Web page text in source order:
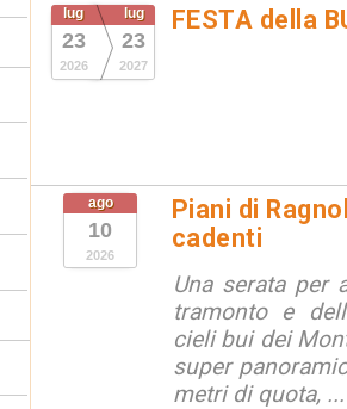
lug
23
2026
lug
23
2027
FESTA della
ago
10
2026
Piani di
cadenti
Una serata per
tramonto e
cieli bui dei
super
metri di quota, ...